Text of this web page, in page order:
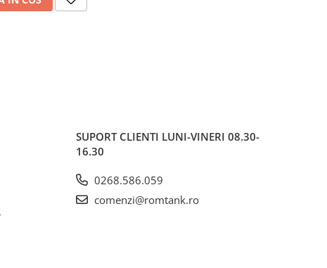
SUPORT CLIENTI LUNI-VINERI 08.30-
16.30
0268.586.059
comenzi@romtank.ro